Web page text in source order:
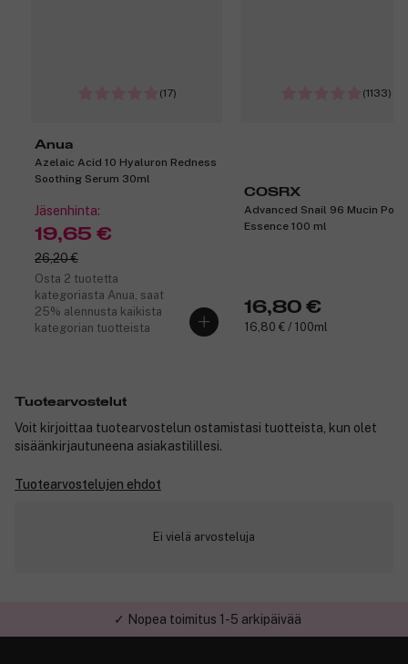
(17)
Anua
Azelaic Acid 10 Hyaluron Redness
Soothing Serum 30ml
Jäsenhinta:
19,65 €
26,20 €
Osta 2 tuotetta
kategoriasta Anua, saat
25% alennusta kaikista
kategorian tuotteista
(1133)
COSRX
Advanced Snail 96 Mucin
Essence 100 ml
16,80 €
16,80 € / 100ml
Tuotearvostelut
Voit kirjoittaa tuotearvostelun ostamistasi tuotteista, kun olet
sisäänkirjautuneena asiakastilillesi.
Tuotearvostelujen ehdot
Ei vielä arvosteluja
✓ Nopea toimitus 1-5 arkipäivää